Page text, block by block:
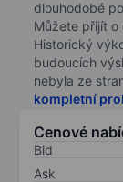
dlouhodobé
Můžete přijít o
Historický
budoucích
nebyla ze
kompletní
Cenové
Bid
Ask